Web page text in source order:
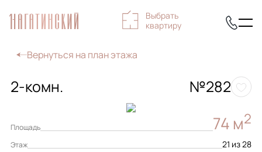
Выбрать
квартиру
Вернуться на план этажа
Площадь 74 м2
Этаж 21 из 28
2-комн. №282